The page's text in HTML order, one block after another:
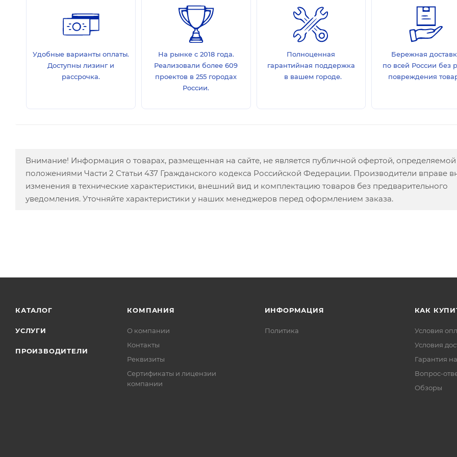
Удобные варианты оплаты.
Доступны лизинг и
рассрочка.
На рынке с 2018 года.
Реализовали более 609
проектов в 255 городах
России.
Полноценная
гарантийная поддержка
в вашем городе.
Бережная
по всей России без
повреждения
Внимание! Информация о товарах, размещенная на сайте, не является публичной офертой, определяемой
положениями Части 2 Статьи 437 Гражданского кодекса Российской Федерации. Производители вправе
изменения в технические характеристики, внешний вид и комплектацию товаров без предварительного
уведомления. Уточняйте характеристики у наших менеджеров перед оформлением заказа.
КАТАЛОГ
УСЛУГИ
ПРОИЗВОДИТЕЛИ
КОМПАНИЯ
О компании
Контакты
Реквизиты
Сертификаты и лицензии
компании
ИНФОРМАЦИЯ
Политика
КАК
Условия
Условия
Гарантия
Вопрос-
Обзоры